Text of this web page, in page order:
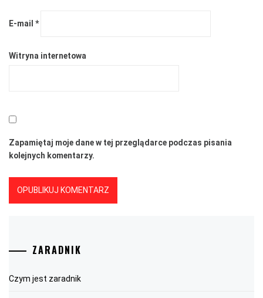
E-mail *
Witryna internetowa
Zapamiętaj moje dane w tej przeglądarce podczas pisania
kolejnych komentarzy.
ZARADNIK
Czym jest zaradnik